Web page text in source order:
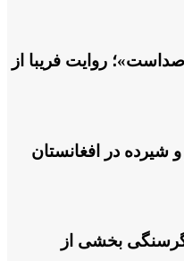
روایت فریبا از
شیرده در افغانستان
بخشی از